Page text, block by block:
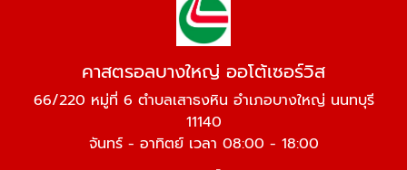
คาสตรอลบางใหญ่ ออโต้เซอร์วิส
66/220 หมู่ที่ 6 ตำบลเสาธงหิน อำเภอบางใหญ่ นนทบุรี
11140
จันทร์ - อาทิตย์ เวลา 08:00 - 18:00